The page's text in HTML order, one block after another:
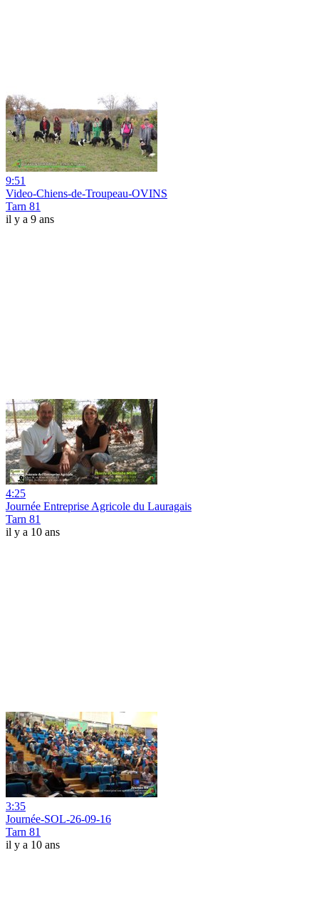
9:51
Video-Chiens-de-Troupeau-OVINS
Tarn 81
il y a 9 ans
4:25
Journée Entreprise Agricole du Lauragais
Tarn 81
il y a 10 ans
3:35
Journée-SOL-26-09-16
Tarn 81
il y a 10 ans